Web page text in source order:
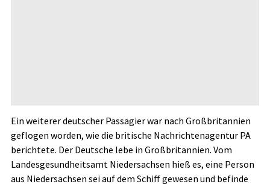
Ein weiterer deutscher Passagier war nach Großbritannien
geflogen worden, wie die britische Nachrichtenagentur PA
berichtete. Der Deutsche lebe in Großbritannien. Vom
Landesgesundheitsamt Niedersachsen hieß es, eine Person
aus Niedersachsen sei auf dem Schiff gewesen und befinde